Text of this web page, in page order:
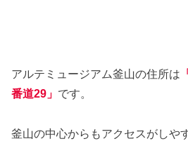
アルテミュージアム釜山の住所は
番道29」 です。
釜山の中心からもアクセスがしや